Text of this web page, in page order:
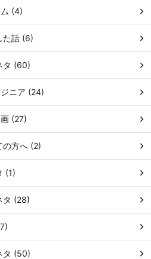
(4)
た話 (6)
タ (60)
ニア (24)
(27)
の方へ (2)
(1)
タ (28)
タ (50)